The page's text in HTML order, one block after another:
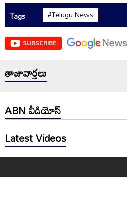
Tags
#Telugu News
SUBSCRIBE
తాజావార్తలు
ABN వీడియోస్
Latest Videos